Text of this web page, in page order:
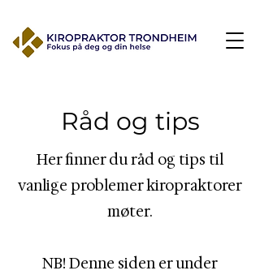
Råd og tips
Her finner du råd og tips til
vanlige problemer kiropraktorer
møter.
NB! Denne siden er under